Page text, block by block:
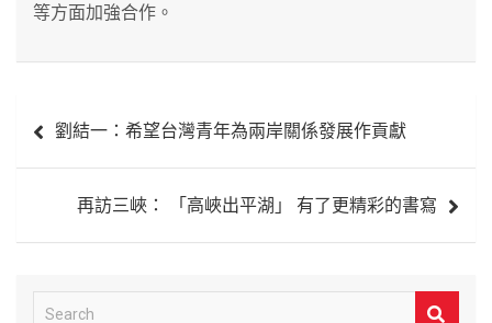
等方面加強合作。
章 劉結一：希望台灣青年為兩岸關係發展作貢獻
再訪三峽： 「高峽出平湖」 有了更精彩的書寫